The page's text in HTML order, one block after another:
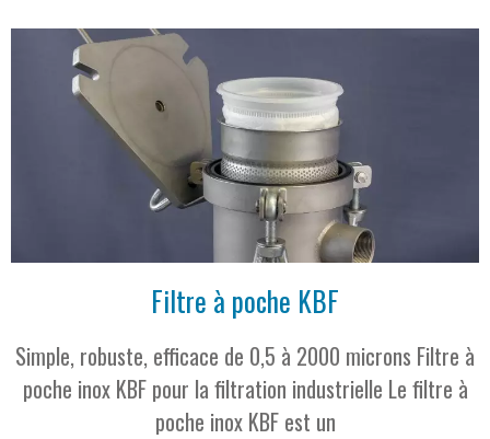
Filtre à poche KBF
Simple, robuste, efficace de 0,5 à 2000 microns Filtre à
poche inox KBF pour la filtration industrielle Le filtre à
poche inox KBF est un